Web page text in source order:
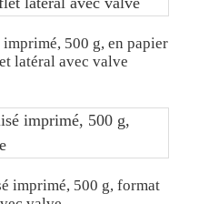
500 g, en papier
latéral avec valve
imprimé, 500 g, format